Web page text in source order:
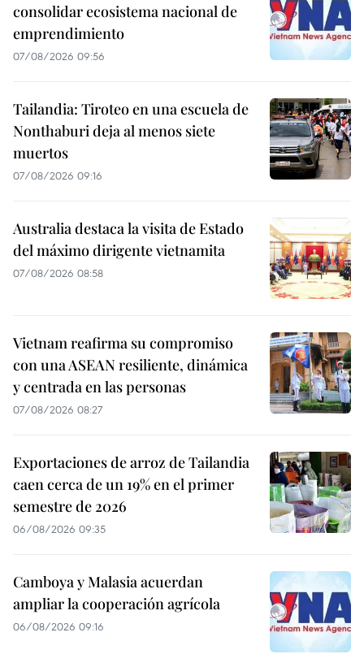
consolidar ecosistema nacional de
emprendimiento
07/08/2026 09:56
Tailandia: Tiroteo en una escuela de
Nonthaburi deja al menos siete
muertos
07/08/2026 09:16
Australia destaca la visita de Estado
del máximo dirigente vietnamita
07/08/2026 08:58
Vietnam reafirma su compromiso
con una ASEAN resiliente, dinámica
y centrada en las personas
07/08/2026 08:27
Exportaciones de arroz de Tailandia
caen cerca de un 19% en el primer
semestre de 2026
06/08/2026 09:35
Camboya y Malasia acuerdan
ampliar la cooperación agrícola
06/08/2026 09:16